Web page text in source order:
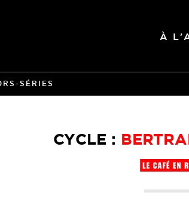
À
SÉRIES
CYCLE :